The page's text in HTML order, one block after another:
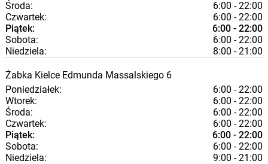
Środa:
6:00 - 22:00
Czwartek:
6:00 - 22:00
Piątek:
6:00 - 22:00
Sobota:
6:00 - 22:00
Niedziela:
8:00 - 21:00
Żabka Kielce Edmunda Massalskiego 6
Poniedziałek:
6:00 - 22:00
Wtorek:
6:00 - 22:00
Środa:
6:00 - 22:00
Czwartek:
6:00 - 22:00
Piątek:
6:00 - 22:00
Sobota:
6:00 - 22:00
Niedziela:
9:00 - 21:00